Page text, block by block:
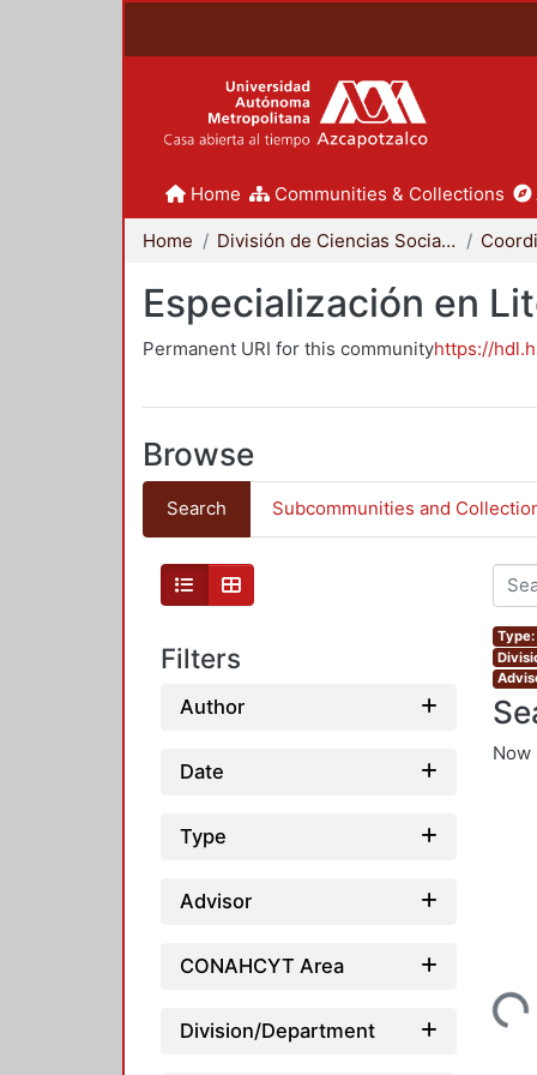
Home Communities & Collections
Home División de Ciencias Sociales y Humanidades
Especialización en
Permanent URI for this communityhttps://
Browse
Search Subcommunities and
Filters
Author
Date
Type
Advisor
CONAHCYT Area
Division/Department
Now
Loading...